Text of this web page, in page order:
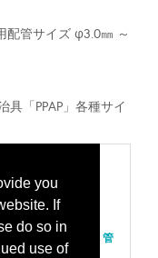
you
If
do so in
use of
配管サイズ φ3.0㎜ ～
「PPAP」各種サイ
コネクタ、連結器、管